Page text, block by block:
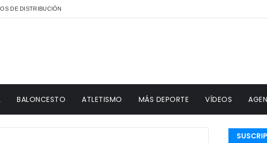
DE DISTRIBUCIÓN
BALONCESTO ATLETISMO MÁS DEPORTE VÍDEOS